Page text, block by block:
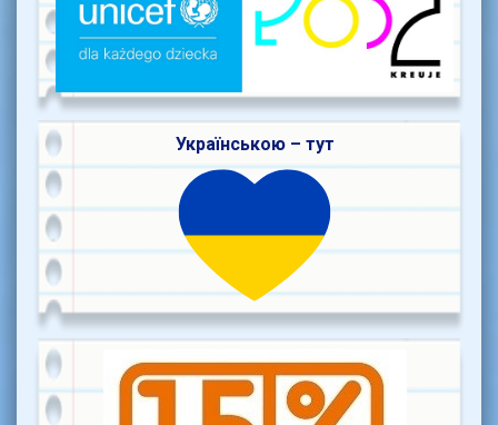
Українською – тут